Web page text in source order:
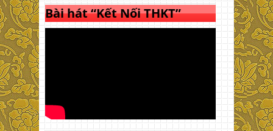
Bài hát “Kết Nối THKT”